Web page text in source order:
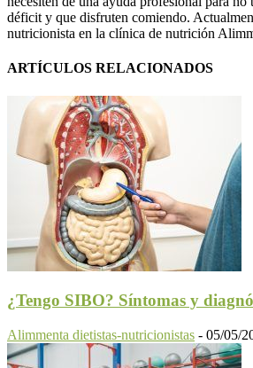
déficit y que disfruten comiendo.
nutricionista en la clínica de nutrición
ARTÍCULOS RELACIONADOS
¿Tengo SIBO? Síntomas y
Alimmenta dietistas-nutricionistas - 05/05/